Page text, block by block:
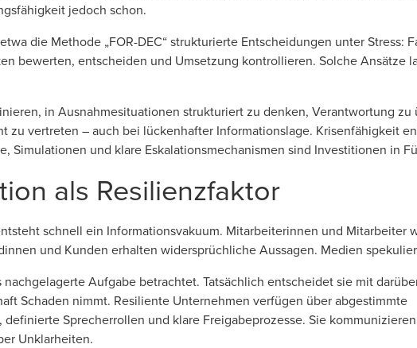
jedoch schon.
die Methode „FOR-DEC“ strukturierte Entscheidungen unter Stress:
bewerten, entscheiden und Umsetzung kontrollieren. Solche Ansätze
in Ausnahmesituationen strukturiert zu denken, Verantwortung zu
zu vertreten – auch bei lückenhafter Informationslage. Krisenfähigkeit
Simulationen und klare Eskalationsmechanismen sind Investitionen in
als Resilienzfaktor
schnell ein Informationsvakuum. Mitarbeiterinnen und Mitarbeiter
und Kunden erhalten widersprüchliche Aussagen. Medien
Aufgabe betrachtet. Tatsächlich entscheidet sie mit
Schaden nimmt. Resiliente Unternehmen verfügen über abgestimmte
definierte Sprecherrollen und klare Freigabeprozesse. Sie
Unklarheiten.